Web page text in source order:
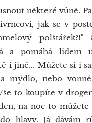
některé vůně.
jak se v
polštářek?!"
a pomáhá lidem
i jiné... Můžete si i
mýdlo, nebo
to koupíte v
na noc to můžete
hlavy. Já dávám